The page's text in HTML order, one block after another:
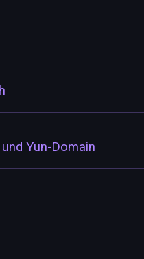
Yun-Domain